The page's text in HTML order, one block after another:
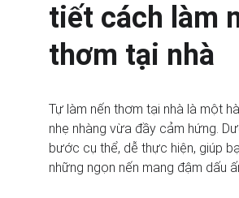
tiết cách làm
thơm tại nhà
Tự làm nến thơm tại nhà là một
nhẹ nhàng vừa đầy cảm hứng.
bước cụ thể, dễ thực hiện, giúp
những ngọn nến mang đậm dấu